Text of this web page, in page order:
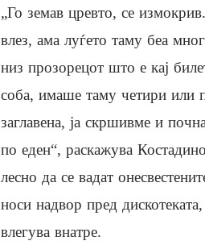
„Го земав цревто, се
влез, ама луѓето таму беа
низ прозорецот што е кај
соба, имаше таму четири или
заглавена, ја скршивме и
по еден“, раскажува
лесно да се вадат
носи надвор пред
влегува внатре.